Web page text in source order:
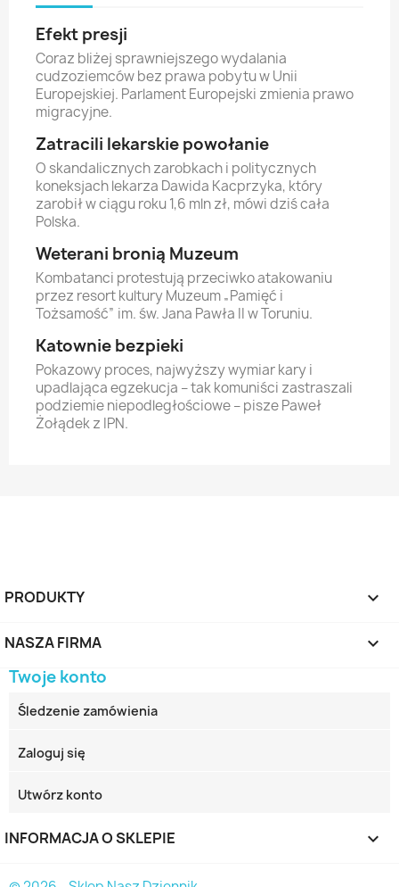
Efekt presji
Coraz bliżej sprawniejszego wydalania
cudzoziemców bez prawa pobytu w Unii
Europejskiej. Parlament Europejski zmienia prawo
migracyjne.
Zatracili lekarskie powołanie
O skandalicznych zarobkach i politycznych
koneksjach lekarza Dawida Kacprzyka, który
zarobił w ciągu roku 1,6 mln zł, mówi dziś cała
Polska.
Weterani bronią Muzeum
Kombatanci protestują przeciwko atakowaniu
przez resort kultury Muzeum „Pamięć i
Tożsamość” im. św. Jana Pawła II w Toruniu.
Katownie bezpieki
Pokazowy proces, najwyższy wymiar kary i
upadlająca egzekucja – tak komuniści zastraszali
podziemie niepodległościowe – pisze Paweł
Żołądek z IPN.
PRODUKTY 
NASZA FIRMA 
Twoje konto
Śledzenie zamówienia
Zaloguj się
Utwórz konto
INFORMACJA O SKLEPIE keyboard_arrow_down